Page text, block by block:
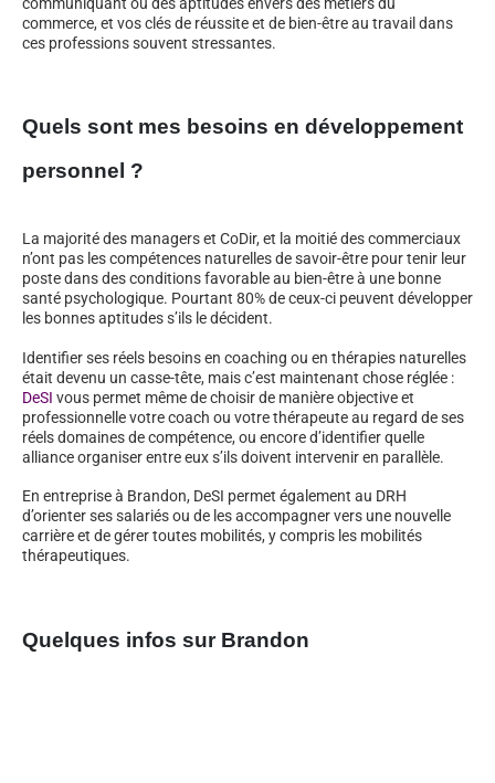
commerce, et vos clés de réussite et de bien-être au travail dans
ces professions souvent stressantes.
Quels sont mes besoins en développement
personnel ?
La majorité des managers et CoDir, et la moitié des commerciaux
n’ont pas les compétences naturelles de savoir-être pour tenir leur
poste dans des conditions favorable au bien-être à une bonne
santé psychologique. Pourtant 80% de ceux-ci peuvent développer
les bonnes aptitudes s’ils le décident.
Identifier ses réels besoins en coaching ou en thérapies naturelles
était devenu un casse-tête, mais c’est maintenant chose réglée :
DeSI vous permet même de choisir de manière objective et
professionnelle votre coach ou votre thérapeute au regard de ses
réels domaines de compétence, ou encore d’identifier quelle
alliance organiser entre eux s’ils doivent intervenir en parallèle.
En entreprise à Brandon, DeSI permet également au DRH
d’orienter ses salariés ou de les accompagner vers une nouvelle
carrière et de gérer toutes mobilités, y compris les mobilités
thérapeutiques.
Quelques infos sur Brandon